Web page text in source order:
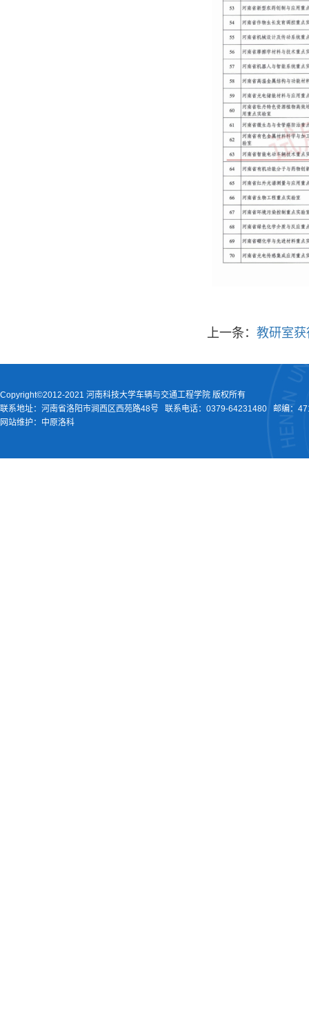
上一条： 教研室
Copyright©2012-2021 河南科技大学车辆与交通工程学院 版权所有
联系地址：河南省洛阳市涧西区西苑路48号
联系电话： 0379-64231480
邮编：
网站维护：中原洛科